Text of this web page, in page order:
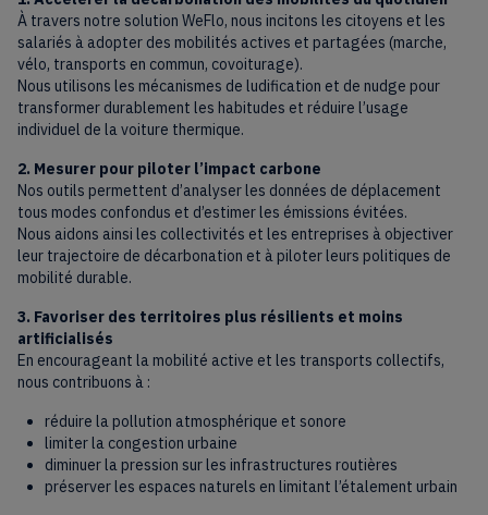
À travers notre solution WeFlo, nous incitons les citoyens et les
salariés à adopter des mobilités actives et partagées (marche,
vélo, transports en commun, covoiturage).
Nous utilisons les mécanismes de ludification et de nudge pour
transformer durablement les habitudes et réduire l’usage
individuel de la voiture thermique.
2. Mesurer pour piloter l’impact carbone
Nos outils permettent d’analyser les données de déplacement
tous modes confondus et d’estimer les émissions évitées.
Nous aidons ainsi les collectivités et les entreprises à objectiver
leur trajectoire de décarbonation et à piloter leurs politiques de
mobilité durable.
3. Favoriser des territoires plus résilients et moins
artificialisés
En encourageant la mobilité active et les transports collectifs,
nous contribuons à :
réduire la pollution atmosphérique et sonore
limiter la congestion urbaine
diminuer la pression sur les infrastructures routières
préserver les espaces naturels en limitant l’étalement urbain